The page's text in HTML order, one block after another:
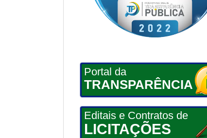
Portal da
TRANSPARÊNCIA
Editais e Contratos de
LICITAÇÕES